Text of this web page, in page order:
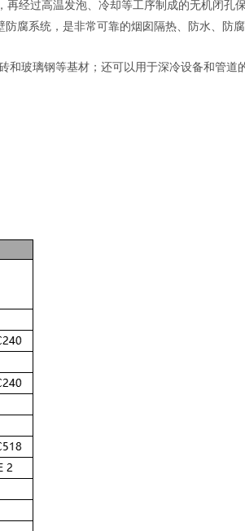
经过高温发泡、冷却等工序制成的无机闭孔
腐系统，是非常可靠的烟囱隔热、防水、防腐
玻璃钢等基材；还可以用于深冷设备和管道